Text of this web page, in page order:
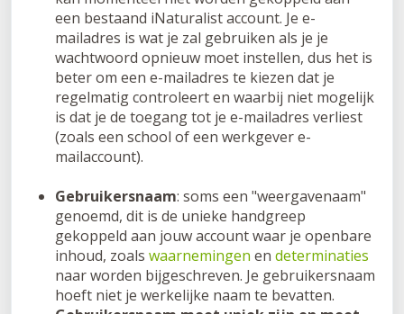
een bestaand iNaturalist account. Je e-
mailadres is wat je zal gebruiken als je je
wachtwoord opnieuw moet instellen, dus het is
beter om een e-mailadres te kiezen dat je
regelmatig controleert en waarbij niet mogelijk
is dat je de toegang tot je e-mailadres verliest
(zoals een school of een werkgever e-
mailaccount).
Gebruikersnaam: soms een "weergavenaam"
genoemd, dit is de unieke handgreep
gekoppeld aan jouw account waar je openbare
inhoud, zoals waarnemingen en determinaties
naar worden bijgeschreven. Je gebruikersnaam
hoeft niet je werkelijke naam te bevatten.